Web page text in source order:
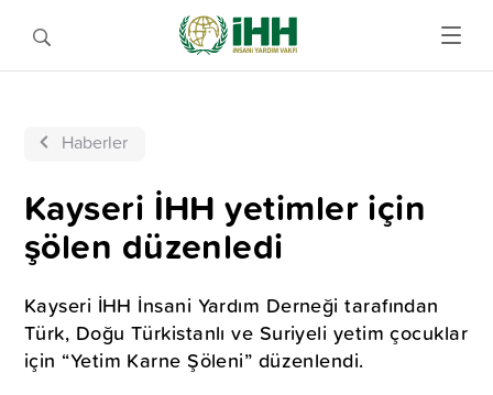
Haberler
Kayseri İHH yetimler için
şölen düzenledi
Kayseri İHH İnsani Yardım Derneği tarafından
Türk, Doğu Türkistanlı ve Suriyeli yetim çocuklar
için “Yetim Karne Şöleni” düzenlendi.